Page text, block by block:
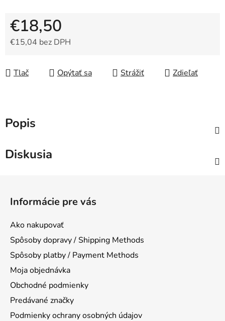
€18,50
€15,04 bez DPH
Tlač
Opýtať sa Strážiť Zdieľať
Popis
Diskusia
Informácie pre vás
Ako nakupovať
Spôsoby dopravy / Shipping Methods
Spôsoby platby / Payment Methods
Moja objednávka
Obchodné podmienky
Predávané značky
Podmienky ochrany osobných údajov